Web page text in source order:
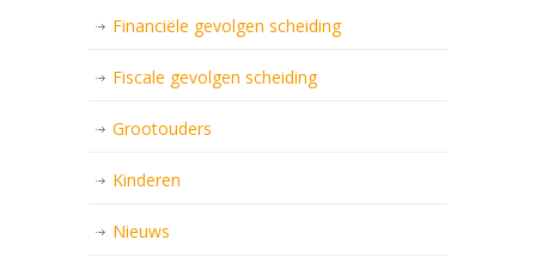
Financiële gevolgen scheiding
Fiscale gevolgen scheiding
Grootouders
Kinderen
Nieuws